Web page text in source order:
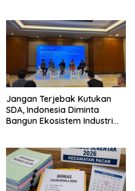
Jangan Terjebak Kutukan
SDA, Indonesia Diminta
Bangun Ekosistem Industri